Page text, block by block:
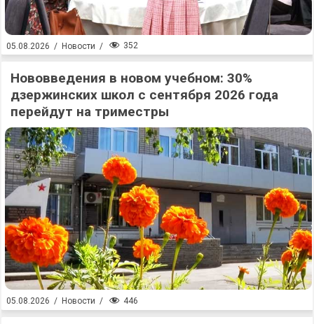
05.08.2026 / Новости / 352
Нововведения в новом учебном: 30%
дзержинских школ с сентября 2026 года
перейдут на триместры
05.08.2026 / Новости / 446